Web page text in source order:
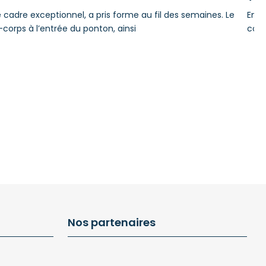
exceptionnel, a pris forme au fil des semaines. Le
à l’entrée du ponton, ainsi
En
Nos partenaires